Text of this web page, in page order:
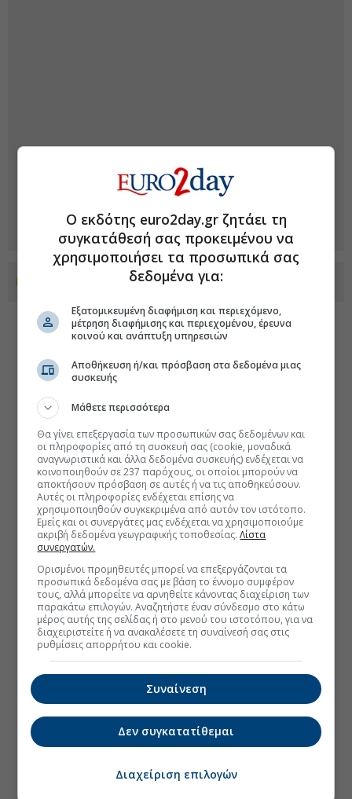
Προσθέστε το euro2day.gr στο Discover
Ο εκδότης euro2day.gr ζητάει τη
συγκατάθεσή σας προκειμένου να
χρησιμοποιήσει τα προσωπικά σας
δεδομένα για:
Εξατομικευμένη διαφήμιση και περιεχόμενο,
μέτρηση διαφήμισης και περιεχομένου, έρευνα
κοινού και ανάπτυξη υπηρεσιών
Αποθήκευση ή/και πρόσβαση στα δεδομένα μιας
συσκευής
Μάθετε περισσότερα
Θα γίνει επεξεργασία των προσωπικών σας δεδομένων και
οι πληροφορίες από τη συσκευή σας (cookie, μοναδικά
αναγνωριστικά και άλλα δεδομένα συσκευής) ενδέχεται να
κοινοποιηθούν σε 237 παρόχους, οι οποίοι μπορούν να
αποκτήσουν πρόσβαση σε αυτές ή να τις αποθηκεύσουν.
Αυτές οι πληροφορίες ενδέχεται επίσης να
χρησιμοποιηθούν συγκεκριμένα από αυτόν τον ιστότοπο.
Εμείς και οι συνεργάτες μας ενδέχεται να χρησιμοποιούμε
ακριβή δεδομένα γεωγραφικής τοποθεσίας.Λίστα
συνεργατών.
Ορισμένοι προμηθευτές μπορεί να επεξεργάζονται τα
προσωπικά δεδομένα σας με βάση το έννομο συμφέρον
τους, αλλά μπορείτε να αρνηθείτε κάνοντας διαχείριση των
παρακάτω επιλογών. Αναζητήστε έναν σύνδεσμο στο κάτω
μέρος αυτής της σελίδας ή στο μενού του ιστοτόπου, για να
διαχειριστείτε ή να ανακαλέσετε τη συναίνεσή σας στις
ρυθμίσεις απορρήτου και cookie.
Συναίνεση
Δεν συγκατατίθεμαι
Διαχείριση επιλογών